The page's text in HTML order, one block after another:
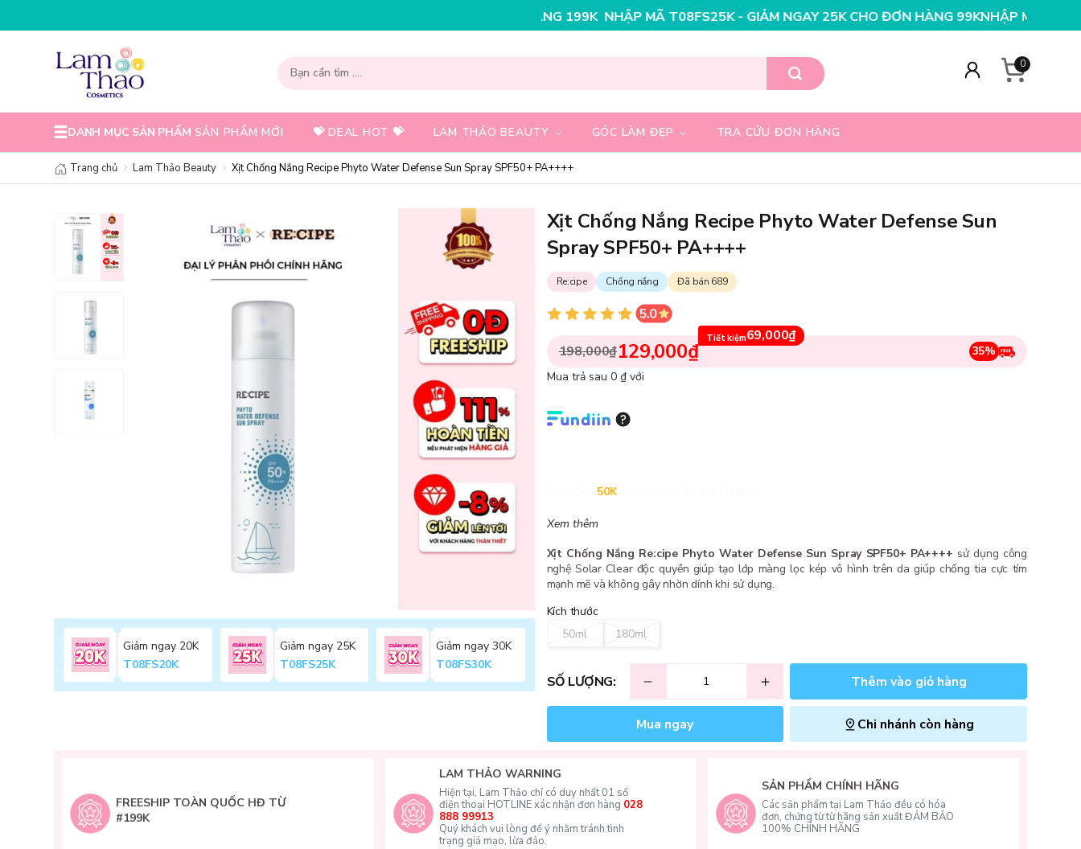
NHẬP MÃ T08FS30K - GIẢM NGAY 30K CHO ĐƠN HÀNG 199KNHẬP MÃ T08FS25K - GIẢM NGAY 25K CHO
0
DANH MỤC SẢN PHẨM SẢN PHẨM MỚI 💝 DEAL HOT 💝 LAM THẢO BEAUTY GÓC LÀM ĐẸP TRA CỨU ĐƠN HÀNG
Trang chủ Lam Thảo Beauty Xịt Chống Nắng Recipe Phyto Water Defense Sun Spray SPF50+ PA++++
Giảm ngay 20K
T08FS20K
Giảm ngay 25K
T08FS25K
Giảm ngay 30K
T08FS30K
Xịt Chống Nắng Recipe Phyto Water Defense Sun
Spray SPF50+ PA++++
Re:cipe Chống nắng Đã bán 689
198,000₫129,000₫
Tiết kiệm69,000₫
35%
Mua trả sau 0 ₫ với
50K
Xem thêm
Xịt Chống Nắng Re:cipe Phyto Water Defense Sun Spray SPF50+ PA++++ sử dụng công
nghệ Solar Clear độc quyền giúp tạo lớp màng lọc kép vô hình trên da giúp chống tia cực tím
mạnh mẽ và không gây nhờn dính khi sử dụng.
Kích thước
50ml
180ml
SỐ LƯỢNG: Thêm vào giỏ hàng
Mua ngay Chi nhánh còn hàng
FREESHIP TOÀN QUỐC HĐ TỪ
#199K
LAM THẢO WARNING
Hiện tại, Lam Thảo chỉ có duy nhất 01 số
điện thoại HOTLINE xác nhận đơn hàng 028
888 99913
Quý khách vui lòng để ý nhằm tránh tình
trạng giả mạo, lừa đảo.
SẢN PHẨM CHÍNH HÃNG
Các sản phẩm tại Lam Thảo đều có hóa
đơn, chứng từ từ hãng sản xuất ĐẢM BẢO
100% CHÍNH HÃNG